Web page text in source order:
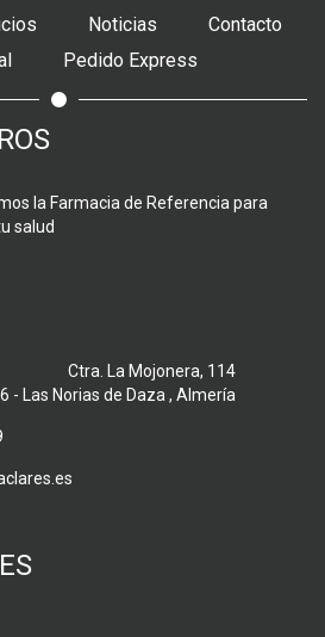
Noticias
Contacto
Pedido Express
la Farmacia de Referencia para
salud
Ctra. La Mojonera, 114
- Las Norias de Daza , Almería